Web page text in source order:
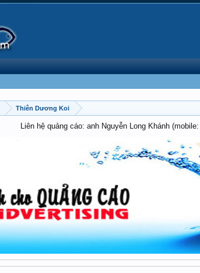
Thiên Dương Koi
Liên hệ quảng cáo: anh Nguyễn Long Khánh